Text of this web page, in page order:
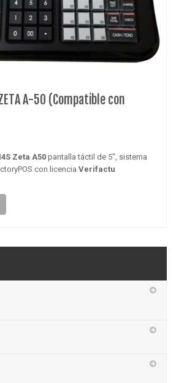
A-50 (Compatible con
Zeta A50 pantalla táctil de 5″, sistema
con licencia Verifactu